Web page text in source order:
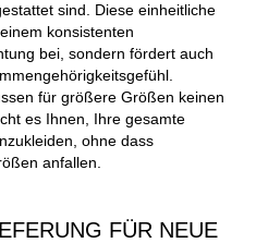
sind. Diese einheitliche
konsistenten
bei, sondern fördert auch
für größere Größen keinen
es Ihnen, Ihre gesamte
ohne dass
anfallen.
FÜR NEUE